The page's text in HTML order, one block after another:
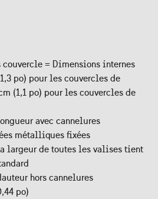
= Dimensions internes
po) pour les couvercles de
(1,1 po) pour les couvercles de
avec cannelures
métalliques fixées
largeur de toutes les valises tient
hors cannelures
po)